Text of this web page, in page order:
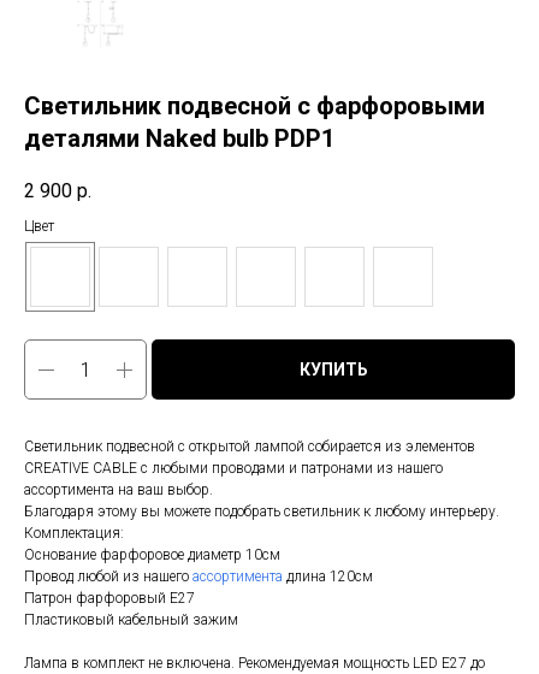
Светильник подвесной с фарфоровыми
деталями Naked bulb PDP1
2 900 р.
Цвет
КУПИТЬ
Светильник подвесной с открытой лампой собирается из элементов
CREATIVE CABLE с любыми проводами и патронами из нашего
ассортимента на ваш выбор.
Благодаря этому вы можете подобрать светильник к любому интерьеру.
Комплектация:
Основание фарфоровое диаметр 10см
Провод любой из нашего ассортимента длина 120см
Патрон фарфоровый E27
Пластиковый кабельный зажим
Лампа в комплект не включена. Рекомендуемая мощность LED E27 до